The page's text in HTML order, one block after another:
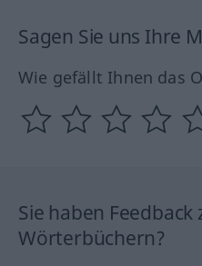
Sagen Sie uns Ihre
Wie gefällt Ihnen das
Sie haben
Wörterbüchern?